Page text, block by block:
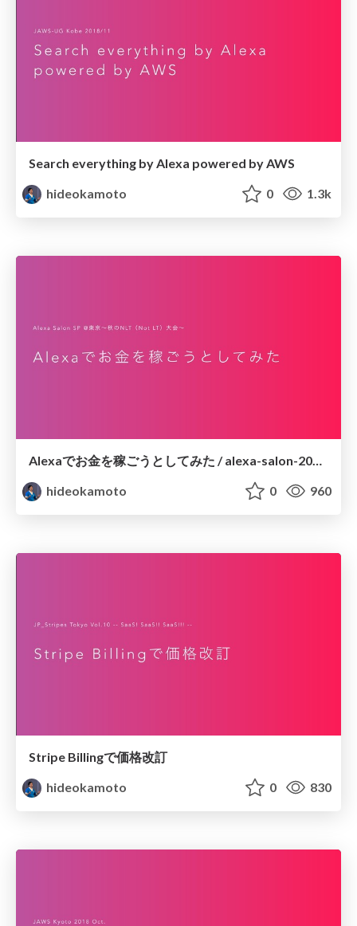
Search everything by Alexa powered by AWS
hideokamoto
0 1.3k
Alexaでお金を稼ごうとしてみた / alexa-salon-2018-10
hideokamoto
0 960
Stripe Billingで価格改訂
hideokamoto
0 830